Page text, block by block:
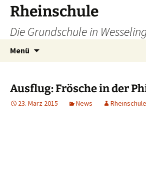
Zum
Inhalt
springen
Rheinschule
Die Grundschule in
Menü
Ausflug: Frösche in der
23. März 2015 News Rheinschule